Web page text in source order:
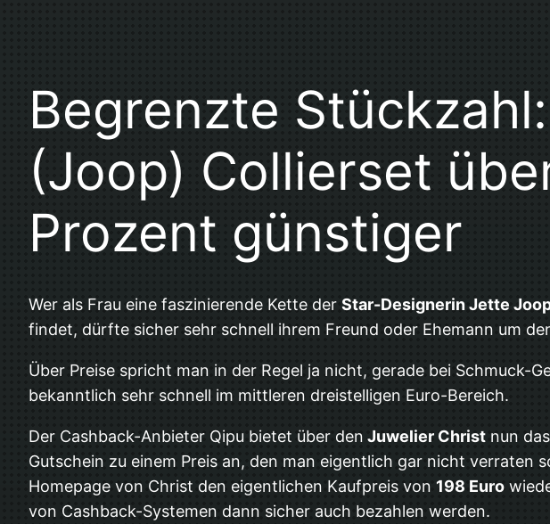
Begrenzte
(Joop) Collierset
Prozent günstiger
Wer als Frau eine faszinierende Kette der Star-Designerin Jette
findet, dürfte sicher sehr schnell ihrem Freund oder Ehemann um
Über Preise spricht man in der Regel ja nicht, gerade bei Schmuck-
bekanntlich sehr schnell im mittleren dreistelligen Euro-Bereich.
Der Cashback-Anbieter Qipu bietet über den Juwelier Christ nun das
Gutschein zu einem Preis an, den man eigentlich gar nicht verraten
Homepage von Christ den eigentlichen Kaufpreis von 198 Euro
von Cashback-Systemen dann sicher auch bezahlen werden.